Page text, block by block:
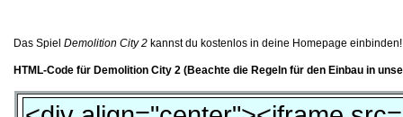
Das Spiel Demolition City 2 kannst du kostenlos in deine Homepage
HTML-Code für Demolition City 2 (Beachte die Regeln für den Einbau in